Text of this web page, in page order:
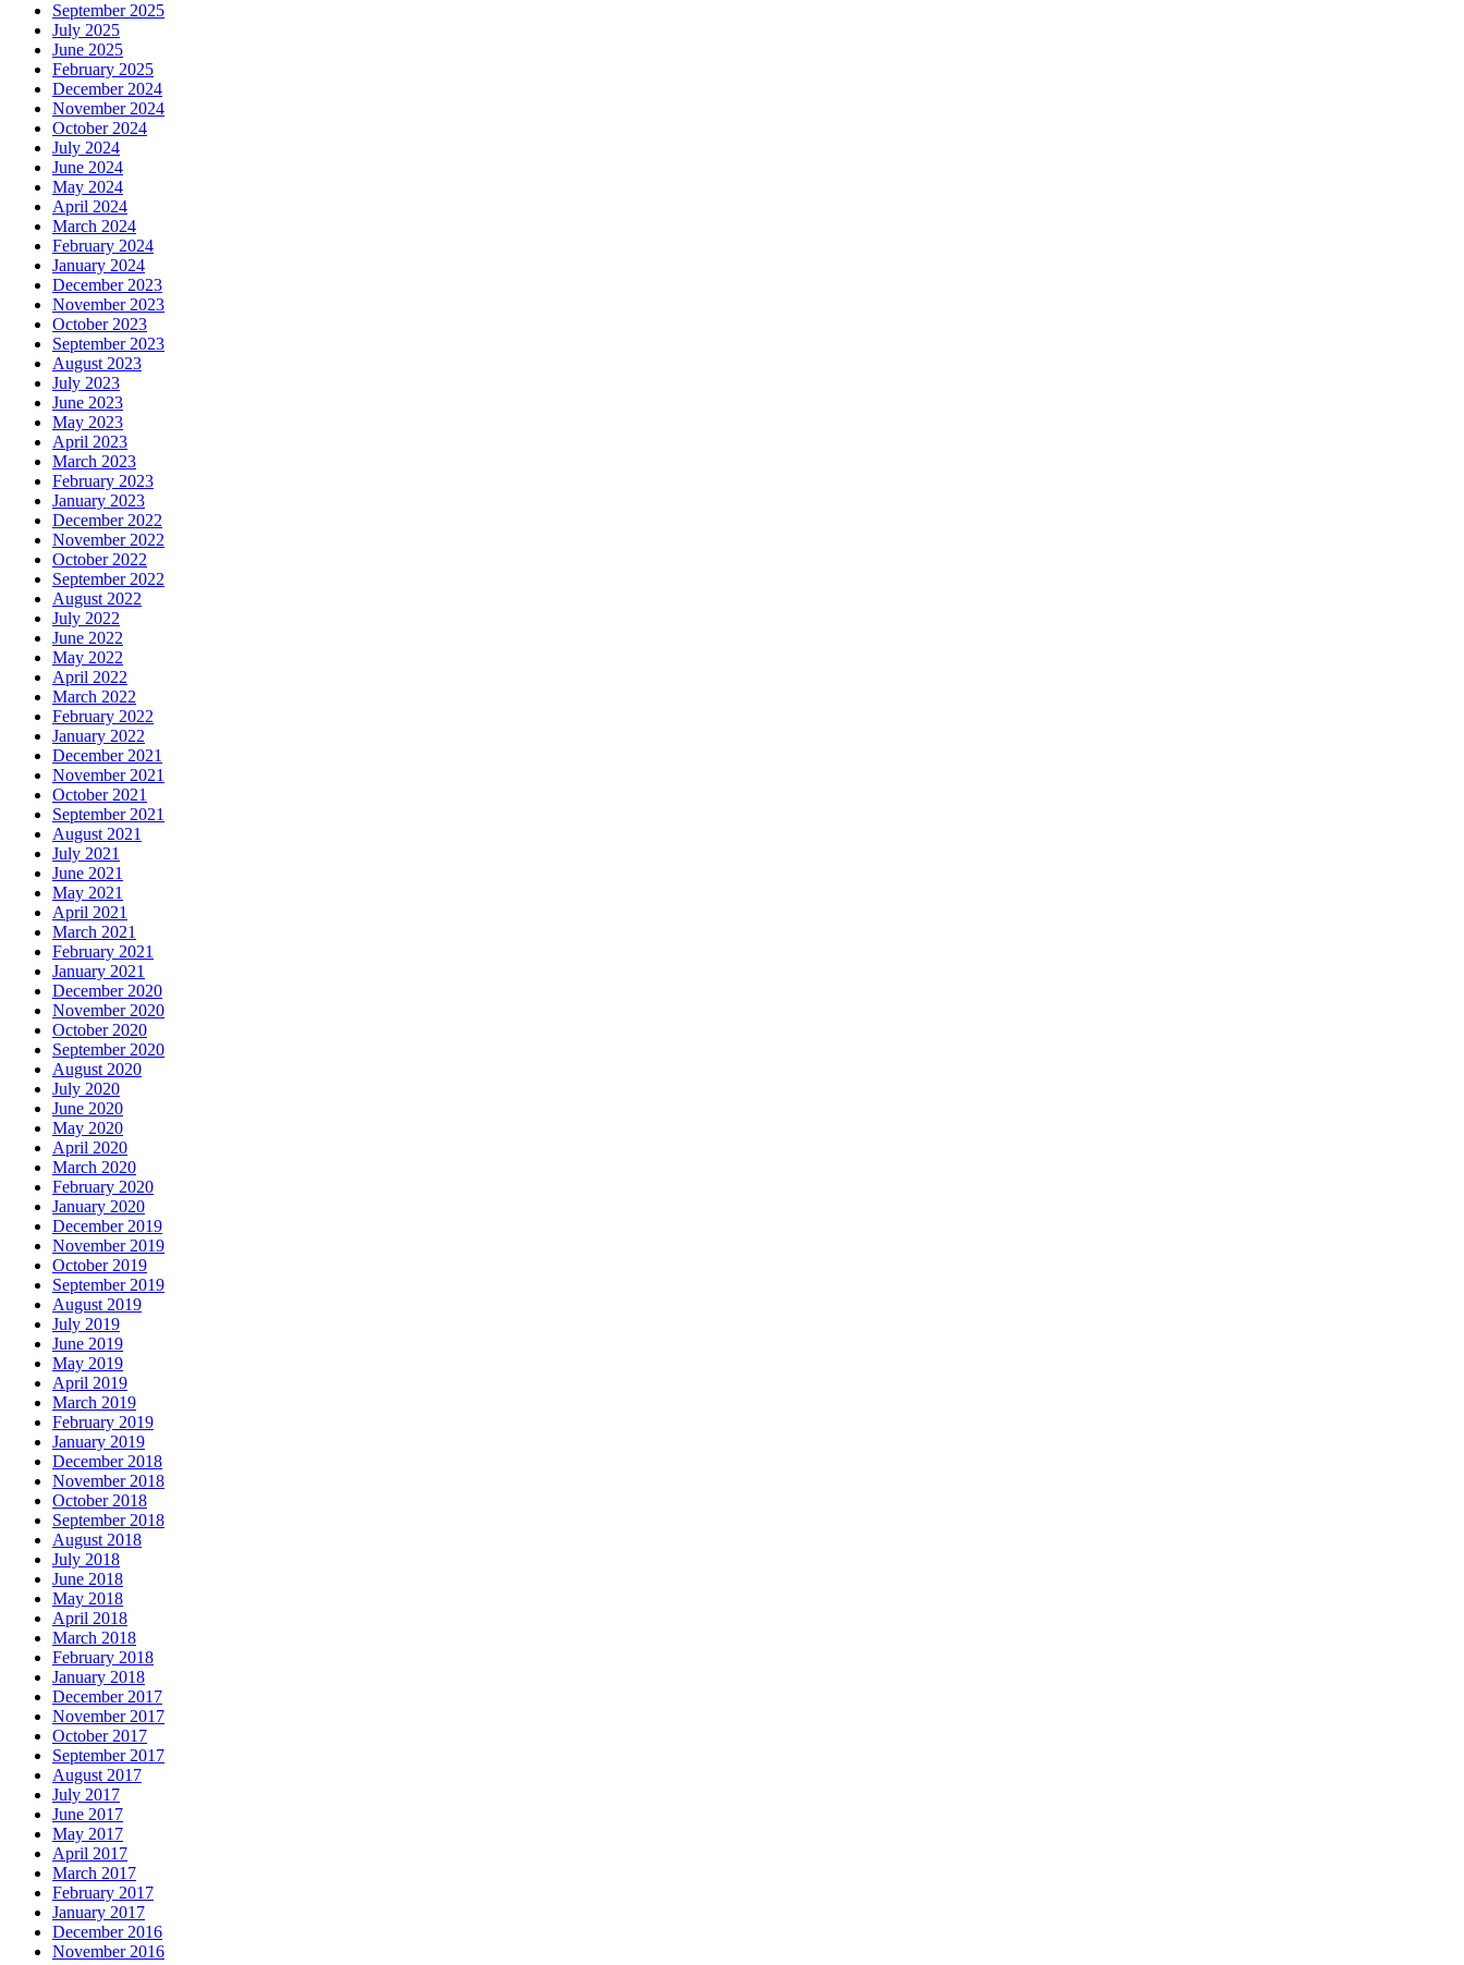
September 2025
July 2025
June 2025
February 2025
December 2024
November 2024
October 2024
July 2024
June 2024
May 2024
April 2024
March 2024
February 2024
January 2024
December 2023
November 2023
October 2023
September 2023
August 2023
July 2023
June 2023
May 2023
April 2023
March 2023
February 2023
January 2023
December 2022
November 2022
October 2022
September 2022
August 2022
July 2022
June 2022
May 2022
April 2022
March 2022
February 2022
January 2022
December 2021
November 2021
October 2021
September 2021
August 2021
July 2021
June 2021
May 2021
April 2021
March 2021
February 2021
January 2021
December 2020
November 2020
October 2020
September 2020
August 2020
July 2020
June 2020
May 2020
April 2020
March 2020
February 2020
January 2020
December 2019
November 2019
October 2019
September 2019
August 2019
July 2019
June 2019
May 2019
April 2019
March 2019
February 2019
January 2019
December 2018
November 2018
October 2018
September 2018
August 2018
July 2018
June 2018
May 2018
April 2018
March 2018
February 2018
January 2018
December 2017
November 2017
October 2017
September 2017
August 2017
July 2017
June 2017
May 2017
April 2017
March 2017
February 2017
January 2017
December 2016
November 2016